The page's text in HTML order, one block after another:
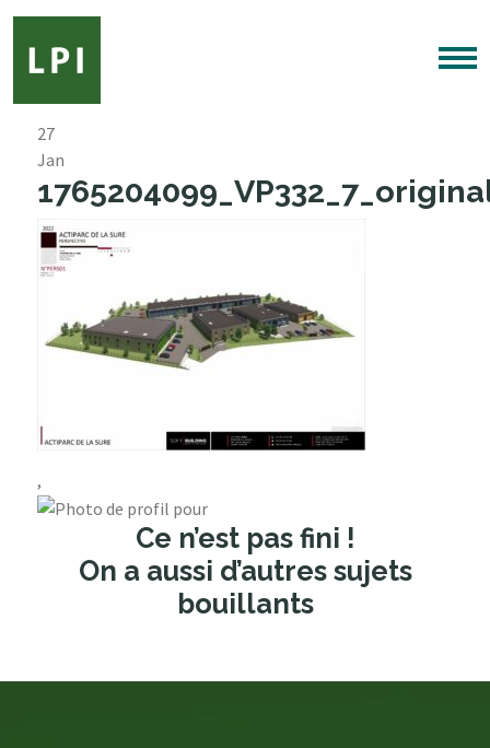
27
Jan
,
Ce n’est pas fini !
On a aussi d’autres sujets
bouillants